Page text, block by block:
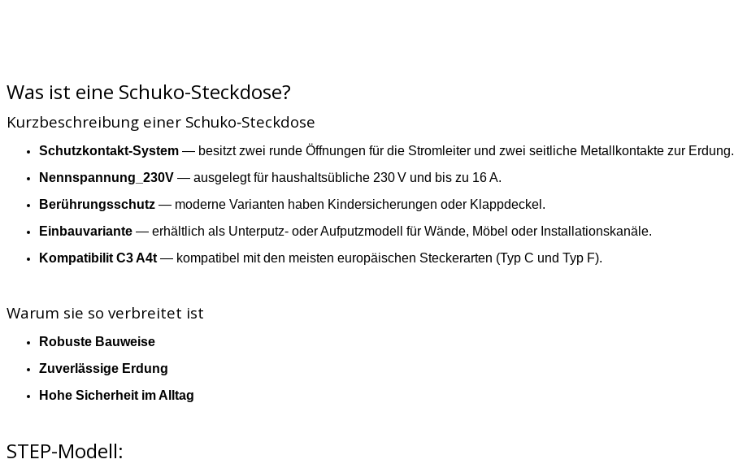
Was ist eine Schuko-Steckdose?
Kurzbeschreibung einer Schuko‑Steckdose
Schutzkontakt‑System — besitzt zwei runde Öffnungen für die Stromleiter und zwei seitliche Metallkontakte zur Erdung.
Nennspannung_230V — ausgelegt für haushaltsübliche 230 V und bis zu 16 A.
Berührungsschutz — moderne Varianten haben Kindersicherungen oder Klappdeckel.
Einbauvariante — erhältlich als Unterputz‑ oder Aufputzmodell für Wände, Möbel oder Installationskanäle.
Kompatibilit C3 A4t — kompatibel mit den meisten europäischen Steckerarten (Typ C und Typ F).
Warum sie so verbreitet ist
Robuste Bauweise
Zuverlässige Erdung
Hohe Sicherheit im Alltag
STEP-Modell: